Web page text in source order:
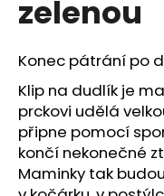
zelenou
Konec pátrání po
Klip na dudlík je
prckovi udělá
připne pomocí
končí nekonečné
Maminky tak
D
o
p
o
r